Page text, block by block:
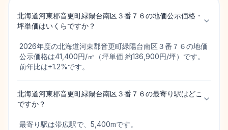
北海道河東郡音更町緑陽台南区３番７６の地価公示価格・
坪単価はいくらですか？
2026年度の北海道河東郡音更町緑陽台南区３番７６の地価
公示価格は41,400円/㎡（坪単価 約136,900円/坪）です。
前年比は+1.2%です。
北海道河東郡音更町緑陽台南区３番７６の最寄り駅はどこ
ですか？
最寄り駅は帯広駅で、5,400mです。